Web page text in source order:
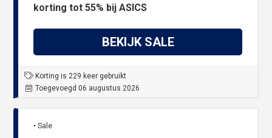
korting tot 55% bij ASICS
BEKIJK SALE
Korting is 229 keer gebruikt
Toegevoegd 06 augustus 2026
• Sale